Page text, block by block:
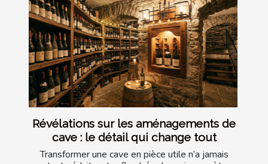
Révélations sur les aménagements de
cave : le détail qui change tout
Transformer une cave en pièce utile n’a jamais